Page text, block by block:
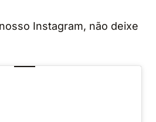
Instagram, não deixe